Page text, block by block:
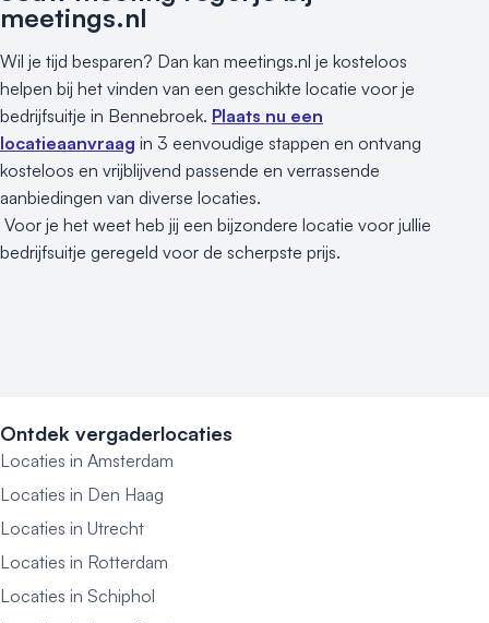
meetings.nl
Wil je tijd besparen? Dan kan meetings.nl je kosteloos
helpen bij het vinden van een geschikte locatie voor je
bedrijfsuitje in Bennebroek. Plaats nu een
locatieaanvraag in 3 eenvoudige stappen en ontvang
kosteloos en vrijblijvend passende en verrassende
aanbiedingen van diverse locaties.
Voor je het weet heb jij een bijzondere locatie voor jullie
bedrijfsuitje geregeld voor de scherpste prijs.
Ontdek vergaderlocaties
Locaties in Amsterdam
Locaties in Den Haag
Locaties in Utrecht
Locaties in Rotterdam
Locaties in Schiphol